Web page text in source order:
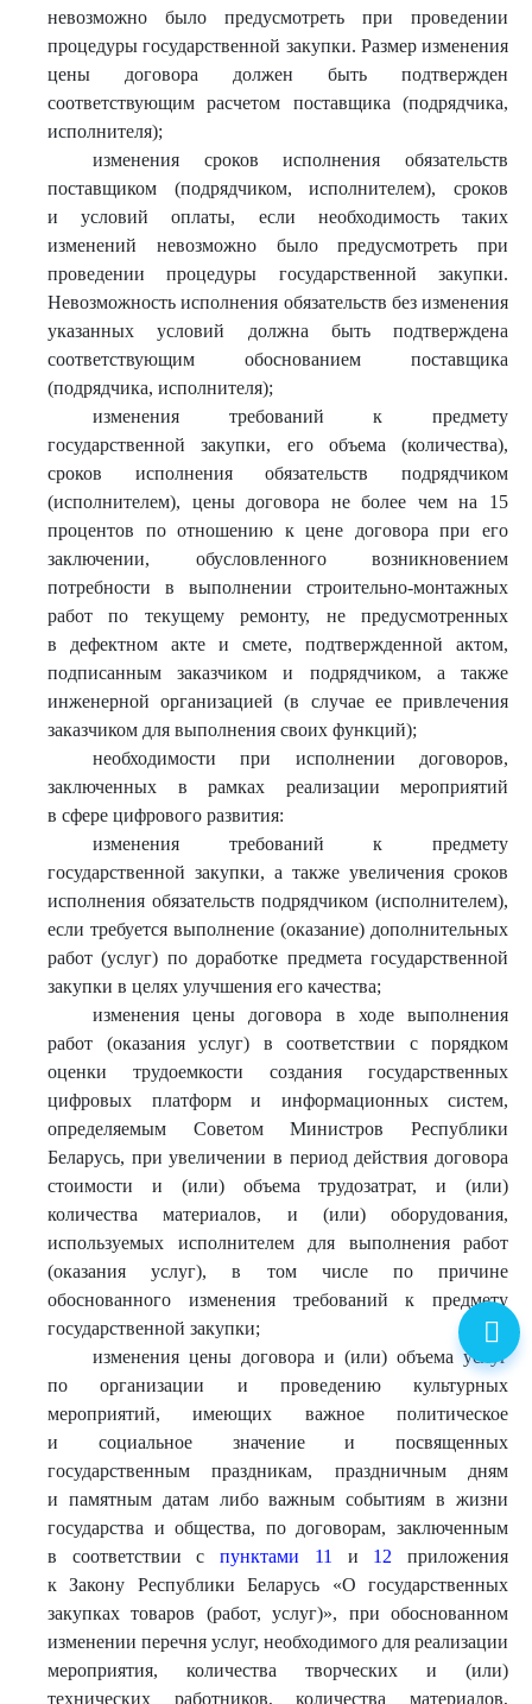
невозможно было предусмотреть при проведении
процедуры государственной закупки. Размер изменения
цены договора должен быть подтвержден
соответствующим расчетом поставщика (подрядчика,
исполнителя);
изменения сроков исполнения обязательств
поставщиком (подрядчиком, исполнителем), сроков
и условий оплаты, если необходимость таких
изменений невозможно было предусмотреть при
проведении процедуры государственной закупки.
Невозможность исполнения обязательств без изменения
указанных условий должна быть подтверждена
соответствующим обоснованием поставщика
(подрядчика, исполнителя);
изменения требований к предмету
государственной закупки, его объема (количества),
сроков исполнения обязательств подрядчиком
(исполнителем), цены договора не более чем на 15
процентов по отношению к цене договора при его
заключении, обусловленного возникновением
потребности в выполнении строительно-монтажных
работ по текущему ремонту, не предусмотренных
в дефектном акте и смете, подтвержденной актом,
подписанным заказчиком и подрядчиком, а также
инженерной организацией (в случае ее привлечения
заказчиком для выполнения своих функций);
необходимости при исполнении договоров,
заключенных в рамках реализации мероприятий
в сфере цифрового развития:
изменения требований к предмету
государственной закупки, а также увеличения сроков
исполнения обязательств подрядчиком (исполнителем),
если требуется выполнение (оказание) дополнительных
работ (услуг) по доработке предмета государственной
закупки в целях улучшения его качества;
изменения цены договора в ходе выполнения
работ (оказания услуг) в соответствии с порядком
оценки трудоемкости создания государственных
цифровых платформ и информационных систем,
определяемым Советом Министров Республики
Беларусь, при увеличении в период действия договора
стоимости и (или) объема трудозатрат, и (или)
количества материалов, и (или) оборудования,
используемых исполнителем для выполнения работ
(оказания услуг), в том числе по причине
обоснованного изменения требований к предмету
государственной закупки;
изменения цены договора и (или) объема услуг
по организации и проведению культурных
мероприятий, имеющих важное политическое
и социальное значение и посвященных
государственным праздникам, праздничным дням
и памятным датам либо важным событиям в жизни
государства и общества, по договорам, заключенным
в соответствии спунктами 11 и 12 приложения
к Закону Республики Беларусь «О государственных
закупках товаров (работ, услуг)», при обоснованном
изменении перечня услуг, необходимого для реализации
мероприятия, количества творческих и (или)
технических работников, количества материалов,